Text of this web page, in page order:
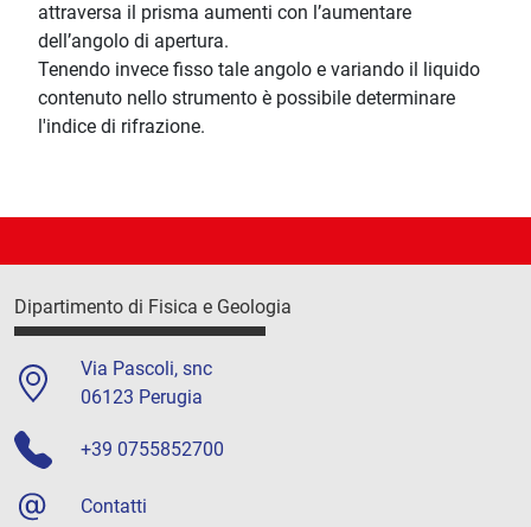
attraversa il prisma aumenti con l’aumentare
dell’angolo di apertura.
Tenendo invece fisso tale angolo e variando il liquido
contenuto nello strumento è possibile determinare
l'indice di rifrazione.
Dipartimento di Fisica e Geologia
Via Pascoli, snc
06123 Perugia
+39 0755852700
Contatti